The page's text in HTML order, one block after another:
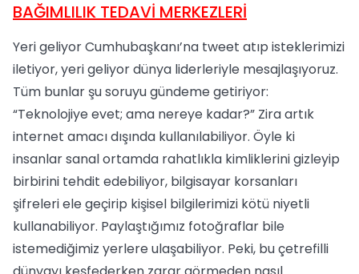
BAĞIMLILIK TEDAVİ MERKEZLERİ
Yeri geliyor Cumhubaşkanı’na tweet atıp isteklerimizi
iletiyor, yeri geliyor dünya liderleriyle mesajlaşıyoruz.
Tüm bunlar şu soruyu gündeme getiriyor:
“Teknolojiye evet; ama nereye kadar?” Zira artık
internet amacı dışında kullanılabiliyor. Öyle ki
insanlar sanal ortamda rahatlıkla kimliklerini gizleyip
birbirini tehdit edebiliyor, bilgisayar korsanları
şifreleri ele geçirip kişisel bilgilerimizi kötü niyetli
kullanabiliyor. Paylaştığımız fotoğraflar bile
istemediğimiz yerlere ulaşabiliyor. Peki, bu çetrefilli